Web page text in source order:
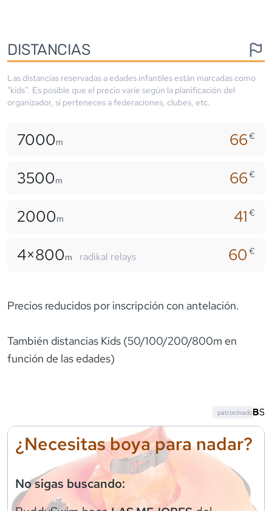
DISTANCIAS
Las distancias reservadas a edades infantiles están marcadas como
"kids". Es posible que el precio varíe según la planificación del
organizador, si perteneces a federaciones, clubes, etc.
7000m 66€
3500m 66€
2000m 41€
4×800m radikal relays 60€
Precios reducidos por inscripción con antelación.
También distancias Kids (50/100/200/800m en
función de las edades)
¿Necesitas boya para nadar?
No sigas buscando:
patrocinado